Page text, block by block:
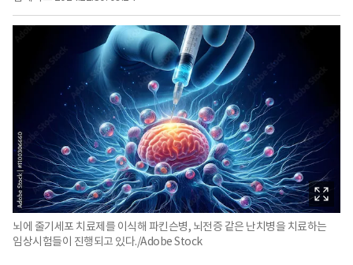
뇌에 줄기세포 치료제를 이식해 파킨슨병, 뇌전증 같은 난치병을 치료하는
임상시험들이 진행되고 있다./Adobe Stock